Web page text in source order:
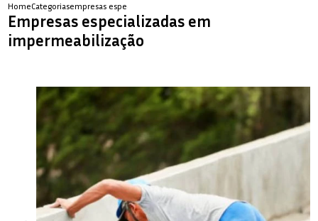
HomeCategoriasempresas especializadas impermeabilizacao
Empresas especializadas em
impermeabilização